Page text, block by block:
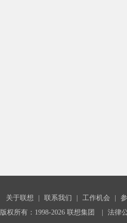
关于联想 联系我们 工作机会
版权所有：1998-2026 联想集团
法律